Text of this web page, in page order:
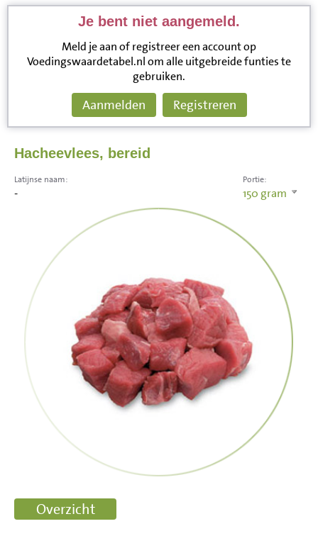
Je bent niet aangemeld.
Meld je aan of registreer een account op
Voedingswaardetabel.nl om alle uitgebreide funties te
gebruiken.
Aanmelden Registreren
Hacheevlees, bereid
Portie:
150 gram
Latijnse naam:
-